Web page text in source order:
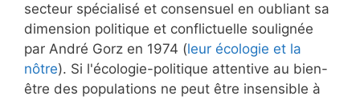
secteur spécialisé et consensuel en oubliant sa
dimension politique et conflictuelle soulignée
par André Gorz en 1974 (leur écologie et la
nôtre). Si l'écologie-politique attentive au bien-
être des populations ne peut être insensible à